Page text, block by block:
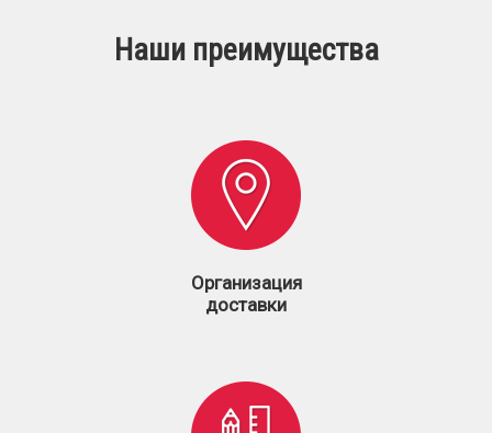
Наши преимущества
Организация
доставки